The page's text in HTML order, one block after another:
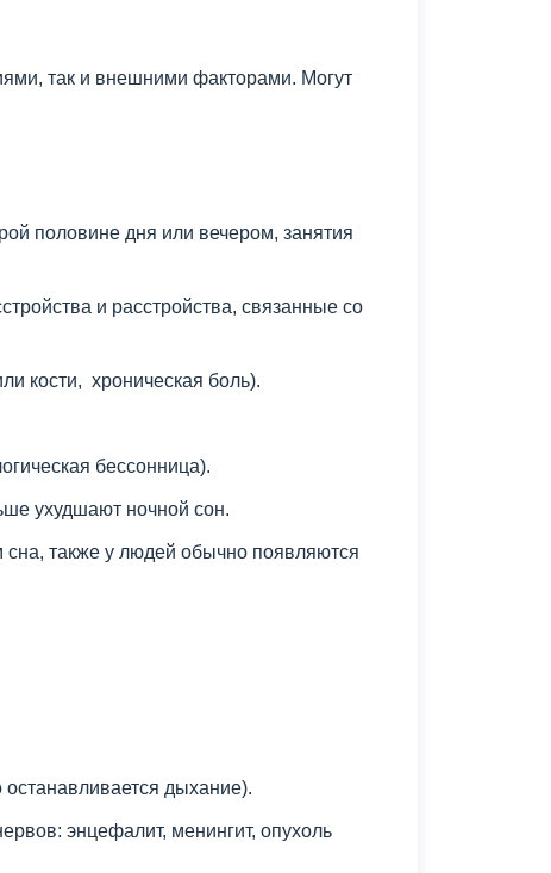
так и внешними факторами. Могут
половине дня или вечером, занятия
и расстройства, связанные со
кости, хроническая боль).
бессонница).
ухудшают ночной сон.
также у людей обычно появляются
дыхание).
энцефалит, менингит, опухоль